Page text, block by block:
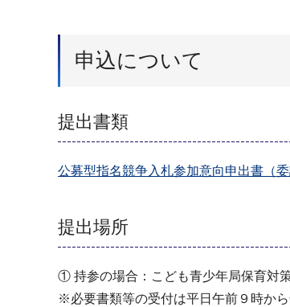
申込について
提出書類
公募型指名競争入札参加意向申出書（
提出場所
① 持参の場合：こども青少年局保育対
※必要書類等の受付は平日午前９時から